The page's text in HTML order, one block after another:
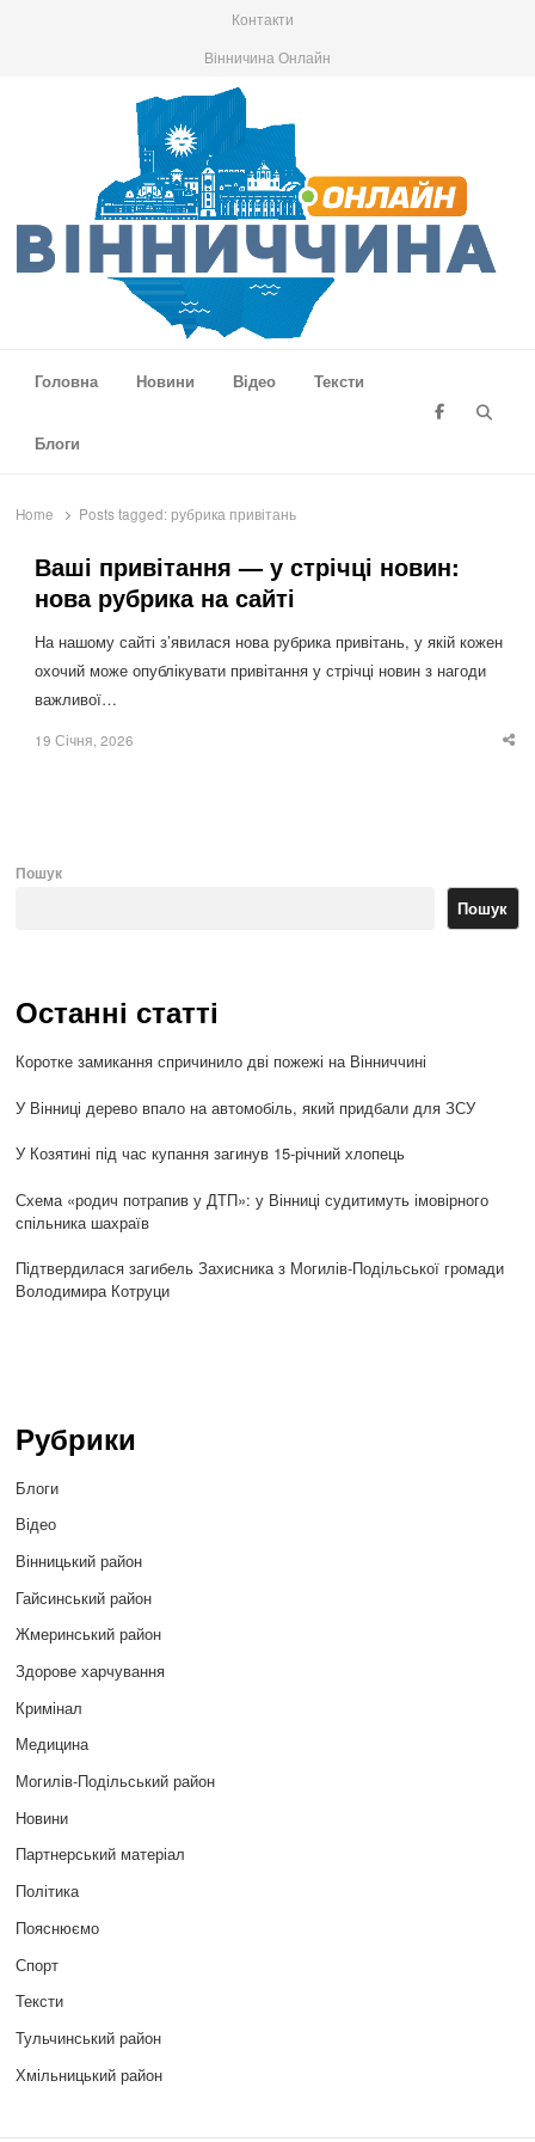
Контакти
Вінничина Онлайн
Головна
Новини Відео Тексти
Блоги
Home Posts tagged: рубрика привітань
Ваші привітання — у стрічці новин:
нова рубрика на сайті
На нашому сайті з’явилася нова рубрика привітань, у якій кожен
охочий може опублікувати привітання у стрічці новин з нагоди
важливої…
19 Січня, 2026
Пошук
Пошук
Останні статті
Коротке замикання спричинило дві пожежі на Вінниччині
У Вінниці дерево впало на автомобіль, який придбали для ЗСУ
У Козятині під час купання загинув 15-річний хлопець
Схема «родич потрапив у ДТП»: у Вінниці судитимуть імовірного
спільника шахраїв
Підтвердилася загибель Захисника з Могилів-Подільської громади
Володимира Котруци
Рубрики
Блоги
Відео
Вінницький район
Гайсинський район
Жмеринський район
Здорове харчування
Кримінал
Медицина
Могилів-Подільський район
Новини
Партнерський матеріал
Політика
Пояснюємо
Спорт
Тексти
Тульчинський район
Хмільницький район